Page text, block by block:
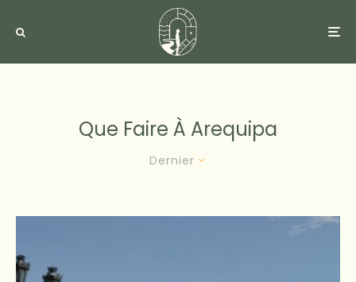
Que Faire À Arequipa
Dernier